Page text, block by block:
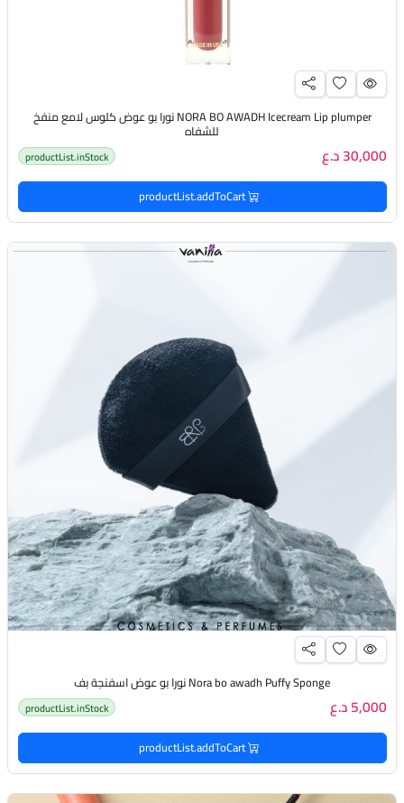
NORA BO AWADH Icecream Lip plumper نورا بو عوض كلوس لامع منفخ
للشفاه
30,000 د.ع productList.inStock
productList.addToCart
Nora bo awadh Puffy Sponge نورا بو عوض اسفنجة بف
5,000 د.ع productList.inStock
productList.addToCart